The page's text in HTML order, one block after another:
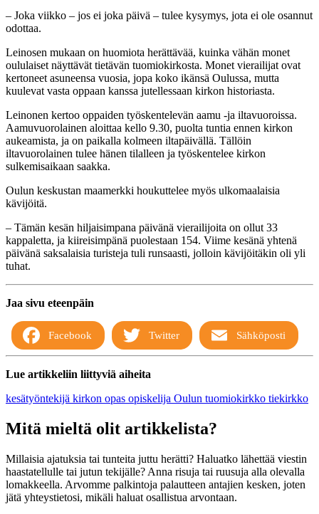
– Joka viikko – jos ei joka päivä – tulee kysymys, jota ei ole osannut
odottaa.
Leinosen mukaan on huomiota herättävää, kuinka vähän monet
oululaiset näyttävät tietävän tuomiokirkosta. Monet vierailijat ovat
kertoneet asuneensa vuosia, jopa koko ikänsä Oulussa, mutta
kuulevat vasta oppaan kanssa jutellessaan kirkon historiasta.
Leinonen kertoo oppaiden työskentelevän aamu -ja iltavuoroissa.
Aamuvuorolainen aloittaa kello 9.30, puolta tuntia ennen kirkon
aukeamista, ja on paikalla kolmeen iltapäivällä. Tällöin
iltavuorolainen tulee hänen tilalleen ja työskentelee kirkon
sulkemisaikaan saakka.
Oulun keskustan maamerkki houkuttelee myös ulkomaalaisia
kävijöitä.
– Tämän kesän hiljaisimpana päivänä vierailijoita on ollut 33
kappaletta, ja kiireisimpänä puolestaan 154. Viime kesänä yhtenä
päivänä saksalaisia turisteja tuli runsaasti, jolloin kävijöitäkin oli yli
tuhat.
Jaa sivu eteenpäin
Facebook Twitter Sähköposti
Lue artikkeliin liittyviä aiheita
kesätyöntekijä kirkon opas opiskelija Oulun tuomiokirkko tiekirkko
Mitä mieltä olit artikkelista?
Millaisia ajatuksia tai tunteita juttu herätti? Haluatko lähettää viestin
haastatellulle tai jutun tekijälle? Anna risuja tai ruusuja alla olevalla
lomakkeella. Arvomme palkintoja palautteen antajien kesken, joten
jätä yhteystietosi, mikäli haluat osallistua arvontaan.